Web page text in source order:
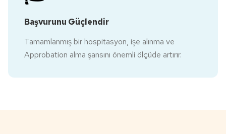
Başvurunu Güçlendir
Tamamlanmış bir hospitasyon, işe alınma ve
Approbation alma şansını önemli ölçüde artırır.